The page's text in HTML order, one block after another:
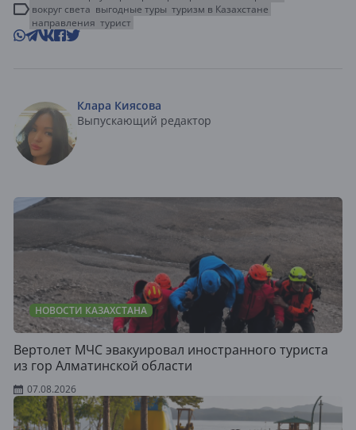
вокруг света выгодные туры туризм в Казахстане
направления турист
Клара Киясова
Выпускающий редактор
НОВОСТИ КАЗАХСТАНА
Вертолет МЧС эвакуировал иностранного туриста
из гор Алматинской области
07.08.2026